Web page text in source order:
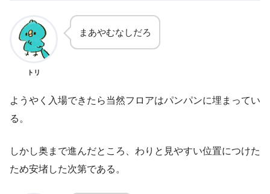
トリ
まあやむなしだろ
ようやく入場できたら当然フロアはパンパンに埋まってい
る。
しかし奥まで進んだところ、わりと見やすい位置につけた
ため安堵した次第である。